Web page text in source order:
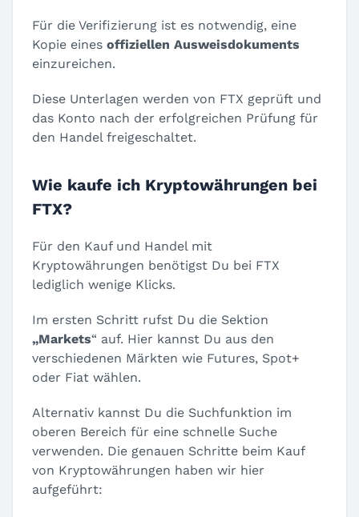
Für die Verifizierung ist es notwendig, eine
Kopie eines offiziellen Ausweisdokuments
einzureichen.
Diese Unterlagen werden von FTX geprüft und
das Konto nach der erfolgreichen Prüfung für
den Handel freigeschaltet.
Wie kaufe ich Kryptowährungen bei
FTX?
Für den Kauf und Handel mit
Kryptowährungen benötigst Du bei FTX
lediglich wenige Klicks.
Im ersten Schritt rufst Du die Sektion
„Markets“ auf. Hier kannst Du aus den
verschiedenen Märkten wie Futures, Spot+
oder Fiat wählen.
Alternativ kannst Du die Suchfunktion im
oberen Bereich für eine schnelle Suche
verwenden. Die genauen Schritte beim Kauf
von Kryptowährungen haben wir hier
aufgeführt: